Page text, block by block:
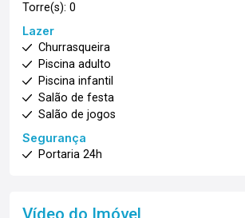
Torre(s): 0
Lazer
Churrasqueira
Piscina adulto
Piscina infantil
Salão de festa
Salão de jogos
Segurança
Portaria 24h
Vídeo do Imóvel